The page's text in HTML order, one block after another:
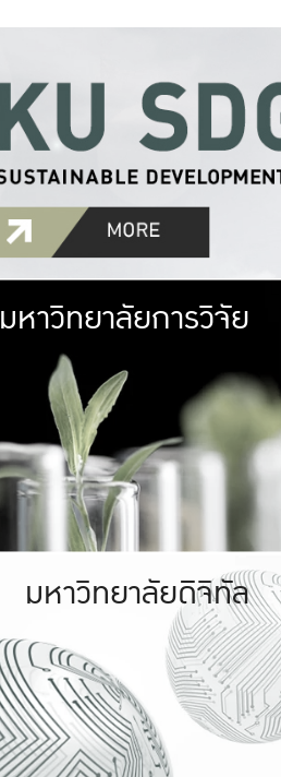
มหาวิทยาลัย
เกษตรศาสตร์ มีพื้นที่เขียวส
เป็นป่าในเมือง
เกษตรในเมือง (URBAN
ที่นับรวมกันได้ประม
มหาวิทยาลัยการวิจัย
มหาวิทยาลัยรับผิดชอบต่
ร่วมมือกับชุมชน เพื่อค
และความ
มองปัญหา
แก้ไขจากปั
มหาวิทยาลัยดิจิทัล